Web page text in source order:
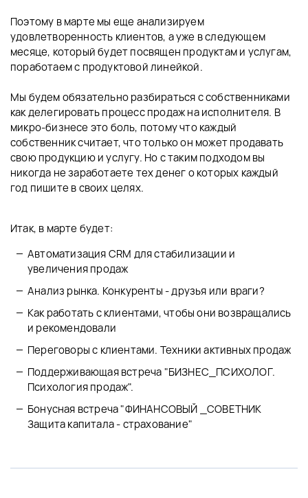
Поэтому в марте мы еще анализируем
удовлетворенность клиентов, а уже в следующем
месяце, который будет посвящен продуктам и услугам,
поработаем с продуктовой линейкой.
Мы будем обязательно разбираться с собственниками
как делегировать процесс продаж на исполнителя. В
микро-бизнесе это боль, потому что каждый
собственник считает, что только он может продавать
свою продукцию и услугу. Но с таким подходом вы
никогда не заработаете тех денег о которых каждый
год пишите в своих целях.
Итак, в марте будет:
Автоматизация CRM для стабилизации и
увеличения продаж
Анализ рынка. Конкуренты - друзья или враги?
Как работать с клиентами, чтобы они возвращались
и рекомендовали
Переговоры с клиентами. Техники активных продаж
Поддерживающая встреча "БИЗНЕС_ПСИХОЛОГ.
Психология продаж".
Бонусная встреча "ФИНАНСОВЫЙ _СОВЕТНИК
Защита капитала - страхование"